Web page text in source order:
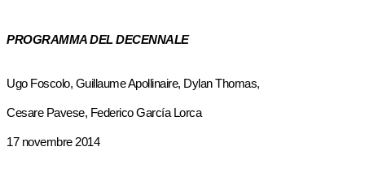
PROGRAMMA DEL DECENNALE
Ugo Foscolo, Guillaume Apollinaire, Dylan Thomas,
Cesare Pavese, Federico García Lorca
17 novembre 2014